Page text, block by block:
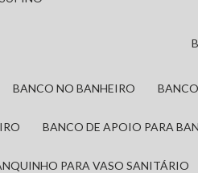
BANCO NO BANHEIRO
BANCO DE APOIO PARA
PARA VASO SANITÁRIO